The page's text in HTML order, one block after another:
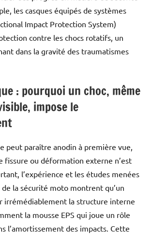
les casques équipés de systèmes
Impact Protection System)
contre les chocs rotatifs, un
dans la gravité des traumatismes
: pourquoi un choc, même
impose le
peut paraître anodin à première vue,
fissure ou déformation externe n’est
l’expérience et les études menées
la sécurité moto montrent qu’un
irrémédiablement la structure interne
la mousse EPS qui joue un rôle
l’amortissement des impacts. Cette